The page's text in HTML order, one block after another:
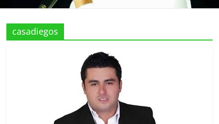
casadiegos